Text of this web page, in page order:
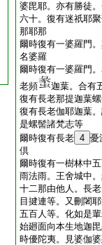
婆毘耶。亦有勝徒
六十。復有迷祇耶
那耶那
爾時復有一婆羅門
名婆羅
爾時復有一婆羅門
老頻
迦葉。合有
復有長老那提迦葉
復有長老伽耶迦葉
是螺髻諸梵志等
爾時復有長老 4 憂
倶
爾時復有一樹林中
雨法雨。王舍城中
十二那由他人。長
目揵連等。又刪闍
五百人等。化如是
始廻面向本生地迦
時優陀夷。見婆伽